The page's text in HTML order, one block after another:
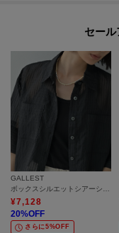
セー
GALLEST
ボックスシルエットシアーシャツ【接触冷感】
¥7,128
20%OFF
さらに5%OFF